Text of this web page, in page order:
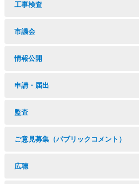
工事検査
市議会
情報公開
申請・届出
監査
ご意見募集（パブリックコメント）
広聴